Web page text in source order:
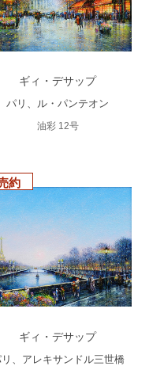
ギィ・デサップ
パリ、ル・パンテオン
油彩 12号
約
ギィ・デサップ
、アレキサンドル三世橋